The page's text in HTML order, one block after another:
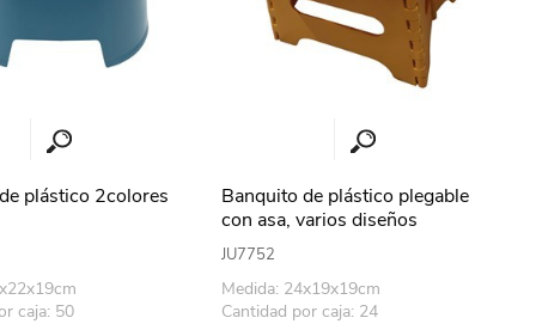
plástico 2colores
caja: 50
Banquito de plástico plegable
con asa, varios diseños
JU7752
Medida: 24x19x19cm
Cantidad por caja: 24